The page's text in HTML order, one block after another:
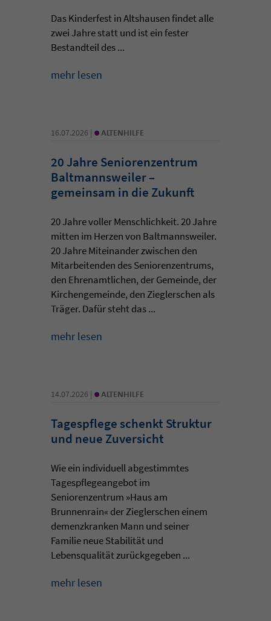
Das Kinderfest in Altshausen findet alle
zwei Jahre statt und ist ein fester
Bestandteil des ...
mehr lesen
16.07.2026 | • ALTENHILFE
20 Jahre Seniorenzentrum
Baltmannsweiler –
gemeinsam in die Zukunft
20 Jahre voller Menschlichkeit. 20 Jahre
mitten im Herzen von Baltmannsweiler.
20 Jahre Miteinander zwischen den
Mitarbeitenden des Seniorenzentrums,
den Ehrenamtlichen, der Gemeinde, der
Kirchengemeinde, den Zieglerschen als
Träger. Dafür steht das ...
mehr lesen
14.07.2026 | • ALTENHILFE
Tagespflege schenkt Struktur
und neue Zuversicht
Wie ein individuell abgestimmtes
Tagespflegeangebot im
Seniorenzentrum »Haus am
Brunnenrain« der Zieglerschen einem
demenzkranken Mann und seiner
Familie neue Stabilität und
Lebensqualität zurückgegeben ...
mehr lesen